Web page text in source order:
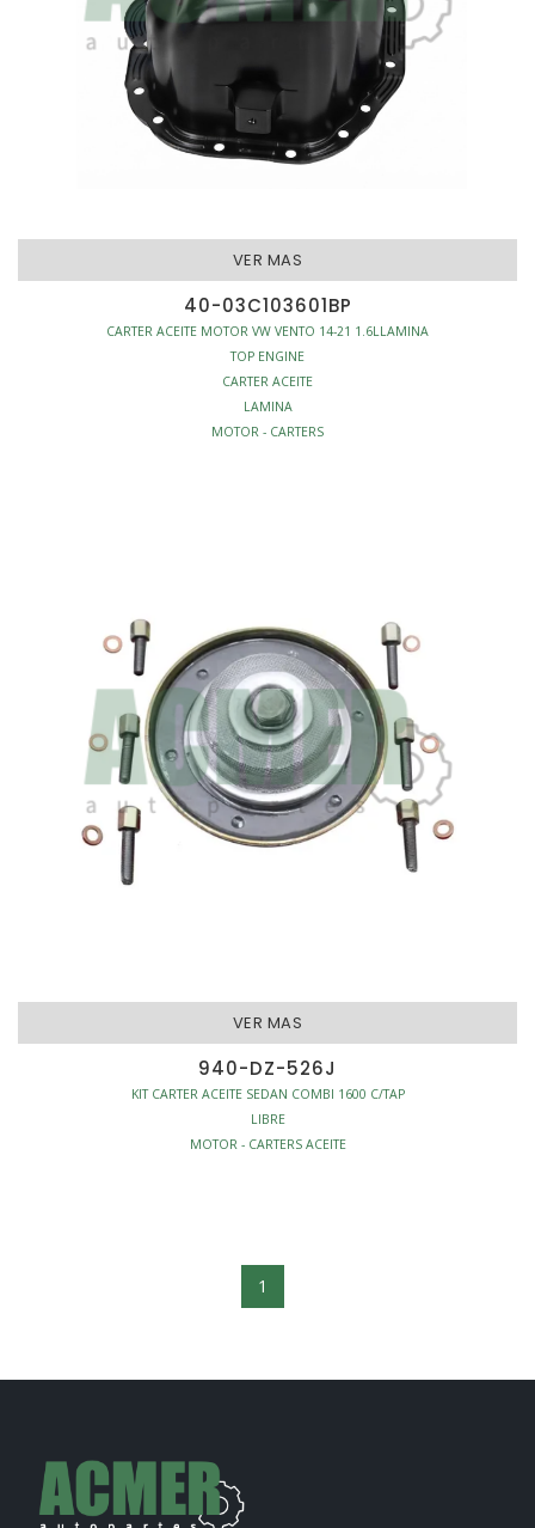
VER MAS
40-03C103601BP
CARTER ACEITE MOTOR VW VENTO 14-21 1.6LLAMINA
TOP ENGINE
CARTER ACEITE
LAMINA
MOTOR - CARTERS
VER MAS
940-DZ-526J
KIT CARTER ACEITE SEDAN COMBI 1600 C/TAP
LIBRE
MOTOR - CARTERS ACEITE
1